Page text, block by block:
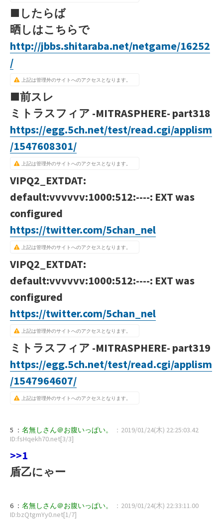
■したらば
晒しはこちらで
http://jbbs.shitaraba.net/netgame/16252
/
上記は管理外のサイトへのアクセスとなります。
■前スレ
ミトラスフィア -MITRASPHERE- part318
https://egg.5ch.net/test/read.cgi/applism
/1547608301/
上記は管理外のサイトへのアクセスとなります。
VIPQ2_EXTDAT:
default:vvvvvv:1000:512:----: EXT was
configured
https://twitter.com/5chan_nel
上記は管理外のサイトへのアクセスとなります。
VIPQ2_EXTDAT:
default:vvvvvv:1000:512:----: EXT was
configured
https://twitter.com/5chan_nel
上記は管理外のサイトへのアクセスとなります。
ミトラスフィア -MITRASPHERE- part319
https://egg.5ch.net/test/read.cgi/applism
/1547964607/
上記は管理外のサイトへのアクセスとなります。
5 ： 名無しさん＠お腹いっぱい。
：2019/01/24(木) 22:25:03.42
ID:fsHqekh70.net[3/3]
>>1
盾乙にゃー
6 ： 名無しさん＠お腹いっぱい。
：2019/01/24(木) 22:33:11.00
ID:bzQtgmYy0.net[1/7]